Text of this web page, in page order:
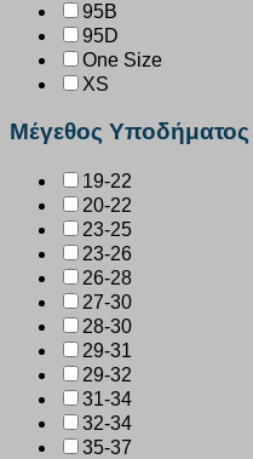
95B
95D
One Size
XS
Μέγεθος Υποδήματος
19-22
20-22
23-25
23-26
26-28
27-30
28-30
29-31
29-32
31-34
32-34
35-37